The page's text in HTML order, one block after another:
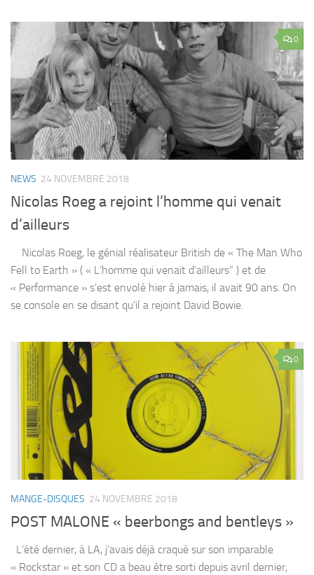
0
NEWS 24 NOVEMBRE 2018
Nicolas Roeg a rejoint l’homme qui venait
d’ailleurs
Nicolas Roeg, le génial réalisateur British de « The Man Who
Fell to Earth » ( « L’homme qui venait d’ailleurs” ) et de
« Performance » s’est envolé hier à jamais, il avait 90 ans. On
se console en se disant qu’il a rejoint David Bowie.
0
MANGE-DISQUES 24 NOVEMBRE 2018
POST MALONE « beerbongs and bentleys »
L’été dernier, à LA, j’avais déjà craqué sur son imparable
« Rockstar » et son CD a beau être sorti depuis avril dernier,